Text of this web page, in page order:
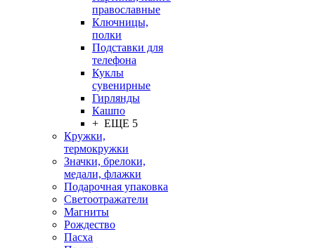
православные
Ключницы,
полки
Подставки для
телефона
Куклы
сувенирные
Гирлянды
Кашпо
+ ЕЩЕ 5
Кружки,
термокружки
Значки, брелоки,
медали, флажки
Подарочная упаковка
Светоотражатели
Магниты
Рождество
Пасха